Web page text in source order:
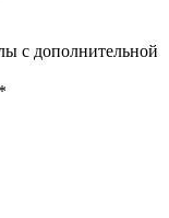
с дополнительной
*